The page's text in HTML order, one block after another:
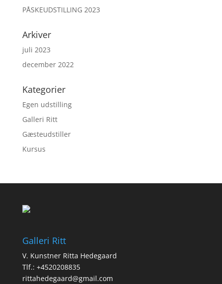
PÅSKEUDSTILLING 2023
Arkiver
juli 2023
december 2022
Kategorier
Egen udstilling
Galleri Ritt
Gæsteudstiller
Kursus
Galleri Ritt
V. Kunstner Ritta Hedegaard
Tlf.: +4520208835
rittahedegaard@gmail.com